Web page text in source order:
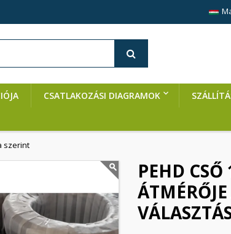
CSATLAKOZÁSI DIAGRAMOK
szerint
PEHD